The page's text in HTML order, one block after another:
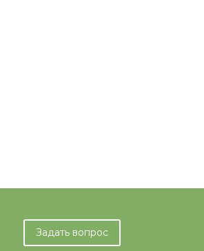
Задать вопрос